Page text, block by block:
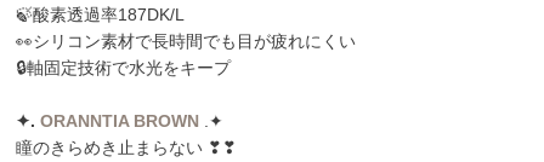
🍃酸素透過率187DK/L
👀シリコン素材で長時間でも目が疲れにくい
🔒軸固定技術で水光をキープ
✦️️. ORANNTIA BROWN .✦️
瞳のきらめき止まらない ❣❣